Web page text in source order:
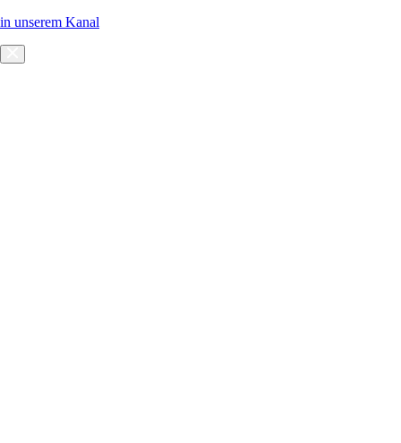
in unserem Kanal